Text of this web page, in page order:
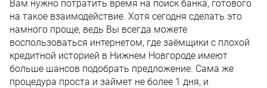
Вам нужно потратить время на поиск банка, готового
на такое взаимодействие. Хотя сегодня сделать это
намного проще, ведь Вы всегда можете
воспользоваться интернетом, где заёмщики с плохой
кредитной историей в Нижнем Новгороде имеют
больше шансов подобрать предложение. Сама же
процедура проста и займет не более 1 дня, и